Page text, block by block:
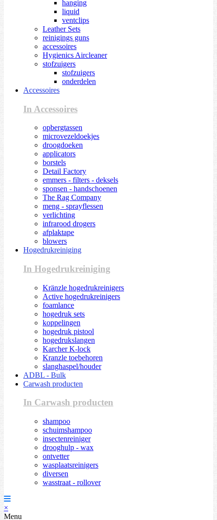
hanging
liquid
ventclips
Leather Sets
reinigings guns
accessoires
Hygienics Aircleaner
stofzuigers
stofzuigers
onderdelen
Accessoires
In Accessoires
opbergtassen
microvezeldoekjes
droogdoeken
applicators
borstels
Detail Factory
emmers - filters - deksels
sponsen - handschoenen
The Rag Company
meng - sprayflessen
verlichting
infrarood drogers
afplaktape
blowers
Hogedrukreiniging
In Hogedrukreiniging
Kränzle hogedrukreinigers
Active hogedrukreinigers
foamlance
hogedruk sets
koppelingen
hogedruk pistool
hogedrukslangen
Karcher K-lock
Kranzle toebehoren
slanghaspel/houder
ADBL - Bulk
Carwash producten
In Carwash producten
shampoo
schuimshampoo
insectenreiniger
drooghulp - wax
ontvetter
wasplaatsreinigers
diversen
wasstraat - rollover
×
Menu